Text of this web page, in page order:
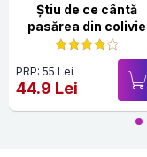
Știu de ce cântă
pasărea din colivie
PRP: 55 Lei
44.9 Lei